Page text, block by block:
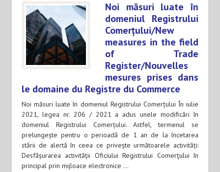
Noi măsuri luate în
domeniul Registrului
Comerțului/New
measures in the field
of Trade
Register/Nouvelles
mesures prises dans
le domaine du Registre du Commerce
Noi măsuri luate în domeniul Registrului Comerțului În iulie
2021, legea nr. 206 / 2021 a adus unele modificări în
domeniul Registrului Comerțului. Astfel, termenul se
prelungește pentru o perioadă de 1 an de la încetarea
stării de alertă în ceea ce privește următoarele activități:
Desfășurarea activității Oficiului Registrului Comerţului în
principal prin mijloace electronice …